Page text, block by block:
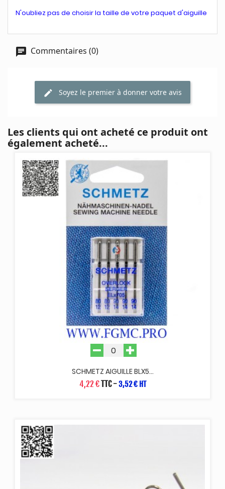
N'oubliez pas de choisir la taille de votre paquet d'aiguille
Commentaires (0)
Soyez le premier à donner votre avis
Les clients qui ont acheté ce produit ont
également acheté...
SCHMETZ AIGUILLE BLX5...
4,22 €TTC-3,52 € HT